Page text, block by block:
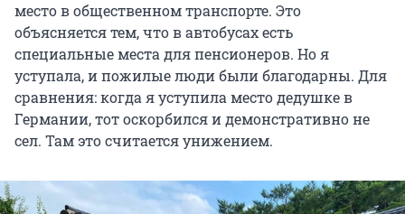
место в общественном транспорте. Это
объясняется тем, что в автобусах есть
специальные места для пенсионеров. Но я
уступала, и пожилые люди были благодарны. Для
сравнения: когда я уступила место дедушке в
Германии, тот оскорбился и демонстративно не
сел. Там это считается унижением.